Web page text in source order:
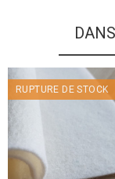
RUPTURE DE STOCK